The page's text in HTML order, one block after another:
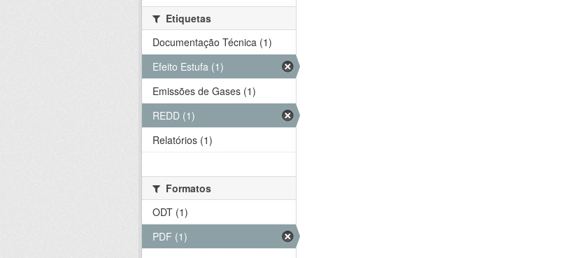
Etiquetas
Documentação Técnica (1)
Efeito Estufa (1)
Emissões de Gases (1)
REDD (1)
Relatórios (1)
Formatos
ODT (1)
PDF (1)